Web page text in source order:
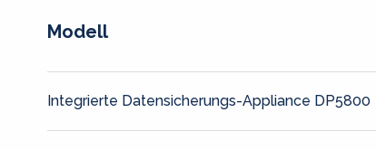
Modell
Integrierte Datensicherungs-Appliance DP5800